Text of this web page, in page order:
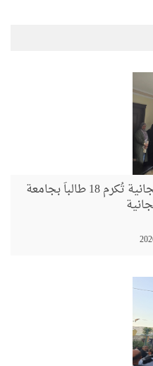
جمعية الصداقة المصرية الأذربيجانية تُكرم 18 طالباً بجامعة